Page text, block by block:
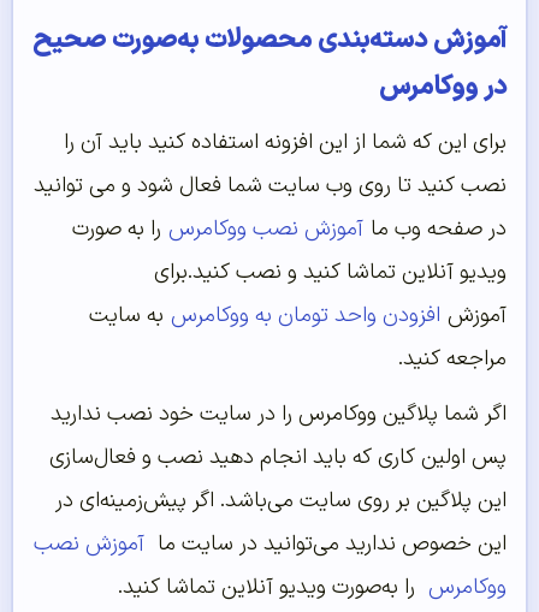
آموزش دسته‌بندی محصولات به‌صورت صحیح
در ووکامرس
برای این که شما از این افزونه استفاده کنید باید آن را
نصب کنید تا روی وب سایت شما فعال شود و می توانید
در صفحه وب ما آموزش نصب ووکامرس را به صورت
ویدیو آنلاین تماشا کنید و نصب کنید.برای
آموزش افزودن واحد تومان به ووکامرس به سایت
مراجعه کنید.
اگر شما پلاگین ووکامرس را در سایت خود نصب ندارید
پس اولین کاری که باید انجام دهید نصب و فعال‌‌سازی
این پلاگین بر روی سایت می‌‌باشد. اگر پیش‌‌زمینه‌‌ای در
این خصوص ندارید می‌‌توانید در سایت ما آموزش نصب
ووکامرس را به‌‌صورت ویدیو آنلاین تماشا کنید.